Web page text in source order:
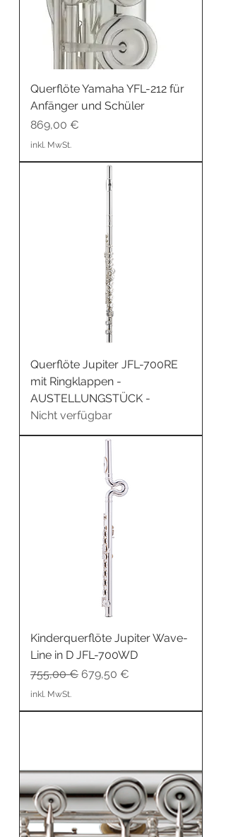
Querflöte Yamaha YFL-212 für
Anfänger und Schüler
Preis
869,00 €
inkl. MwSt.
Querflöte Jupiter JFL-700RE
mit Ringklappen -
AUSTELLUNGSTÜCK -
Nicht verfügbar
Kinderquerflöte Jupiter Wave-
Line in D JFL-700WD
Standardpreis
755,00 € Sale-Preis
679,50 €
inkl. MwSt.